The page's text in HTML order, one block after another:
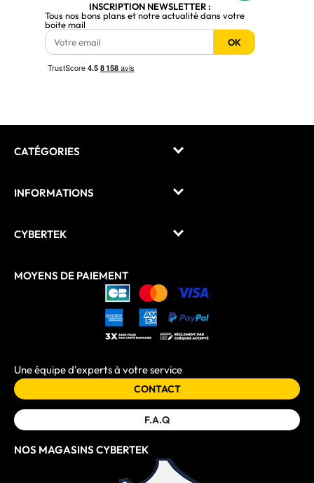
INSCRIPTION NEWSLETTER :
Tous nos bons plans et notre actualité dans votre
boite mail
OK
CATÉGORIES
INFORMATIONS
CYBERTEK
MOYENS DE PAIEMENT
Une équipe d'experts à votre service
CONTACT
F.A.Q
NOS MAGASINS CYBERTEK